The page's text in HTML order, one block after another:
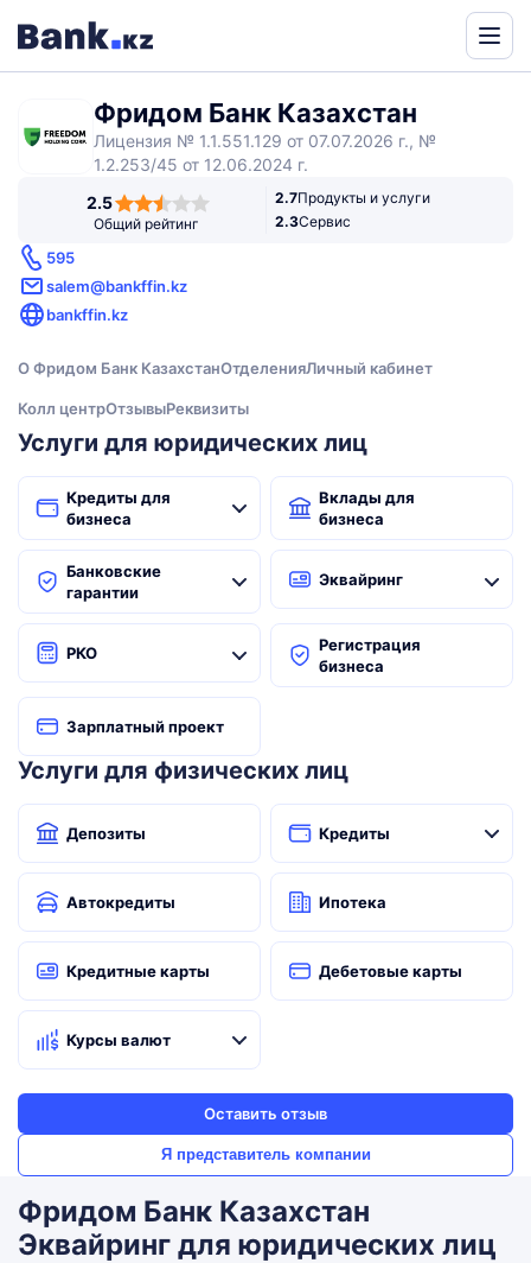
Translate
Фридом Банк Казахстан
Лицензия № 1.1.551.129 от 07.07.2026 г., №
1.2.253/45 от 12.06.2024 г.
2.5
Общий рейтинг
2.7Продукты и услуги
2.3Сервис
595
salem@bankffin.kz
bankffin.kz
О Фридом Банк КазахстанОтделенияЛичный кабинет
Колл центрОтзывыРеквизиты
Услуги для юридических лиц
Кредиты для
бизнеса
Вклады для
бизнеса
Банковские
гарантии
Эквайринг
РКО
Регистрация
бизнеса
Зарплатный проект
Услуги для физических лиц
Депозиты Кредиты
Автокредиты Ипотека
Кредитные карты Дебетовые карты
Курсы валют
Оставить отзыв
Я представитель компании
Фридом Банк Казахстан
Эквайринг для юридических лиц